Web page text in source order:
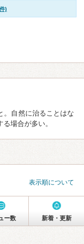
)
。自然に治ることはな
場合が多い。
表示順について
ー数 新着・更新